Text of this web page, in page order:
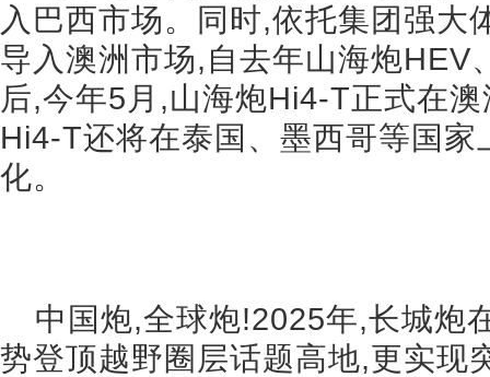
入巴西市场。同时,依托集团强大
导入澳洲市场,自去年山海炮HEV
后,今年5月,山海炮Hi4-T正式在
Hi4-T还将在泰国、墨西哥等国
化。
中国炮,全球炮!2025年,长城炮
势登顶越野圈层话题高地,更实现